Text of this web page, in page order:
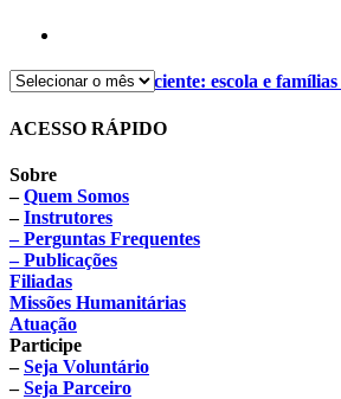
Alimentação consciente: escola e
ACESSO RÁPIDO
Sobre
–Quem Somos
–Instrutores
– Perguntas Frequentes
– Publicações
Filiadas
Missões Humanitárias
Atuação
Participe
–Seja Voluntário
–Seja Parceiro